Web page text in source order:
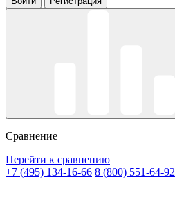
Сравнение
Перейти к сравнению
+7 (495) 134-16-66 8 (800) 551-64-92